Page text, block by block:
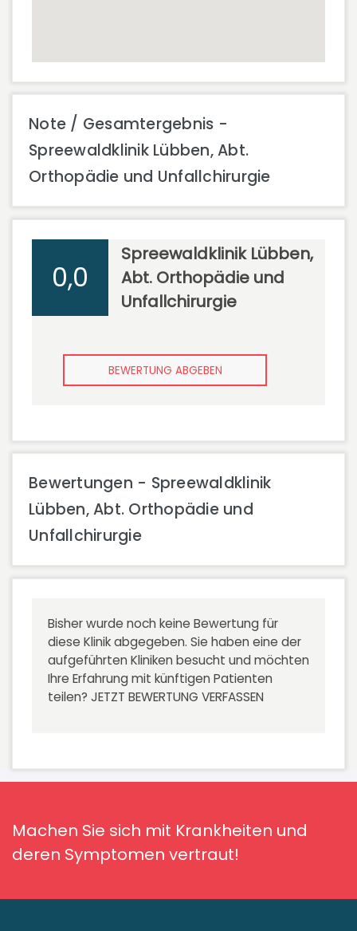
Note / Gesamtergebnis -
Spreewaldklinik Lübben, Abt.
Orthopädie und Unfallchirurgie
0,0
Spreewaldklinik Lübben,
Abt. Orthopädie und
Unfallchirurgie
BEWERTUNG ABGEBEN
Bewertungen - Spreewaldklinik
Lübben, Abt. Orthopädie und
Unfallchirurgie
Bisher wurde noch keine Bewertung für
diese Klinik abgegeben. Sie haben eine der
aufgeführten Kliniken besucht und möchten
Ihre Erfahrung mit künftigen Patienten
teilen? JETZT BEWERTUNG VERFASSEN
Machen Sie sich mit Krankheiten und
deren Symptomen vertraut!